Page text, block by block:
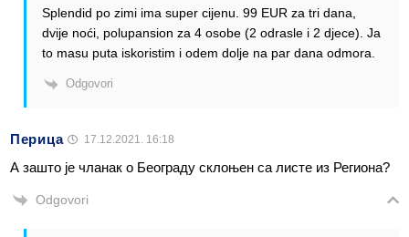
Splendid po zimi ima super cijenu. 99 EUR za tri dana,
dvije noći, polupansion za 4 osobe (2 odrasle i 2 djece). Ja
to masu puta iskoristim i odem dolje na par dana odmora.
Odgovori
Перица 17.12.2021. 16:18
А зашто је чланак о Београду склоњен са листе из Региона?
Odgovori